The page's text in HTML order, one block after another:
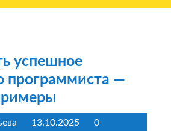
успешное
программиста —
13.10.2025
0